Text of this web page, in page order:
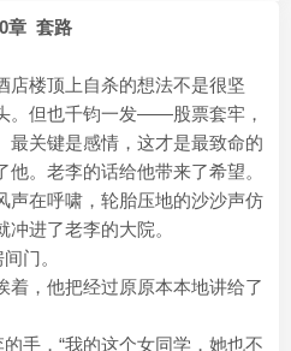
章 套路
店楼顶上自杀的想法不是很坚
。但也千钧一发——股票套牢，
最关键是感情，这才是最致命的
。老李的话给他带来了希望。
声在呼啸，轮胎压地的沙沙声仿
进了老李的大院。
门。
着，他把经过原原本本地讲给了
手，“我的这个女同学，她也不